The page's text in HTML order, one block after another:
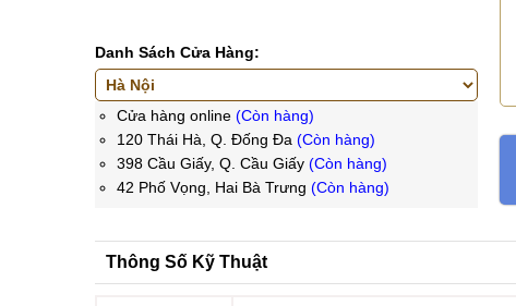
Danh Sách Cửa Hàng:
Cửa hàng online (Còn hàng)
120 Thái Hà, Q. Đống Đa (Còn hàng)
398 Cầu Giấy, Q. Cầu Giấy (Còn hàng)
42 Phố Vọng, Hai Bà Trưng (Còn hàng)
Thông Số Kỹ Thuật